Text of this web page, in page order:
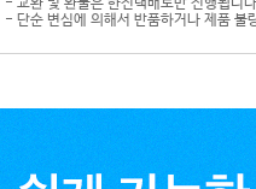
- 교환 및 환불은 한진택배로만 진행됩니
- 단순 변심에 의해서 반품하거나 제품